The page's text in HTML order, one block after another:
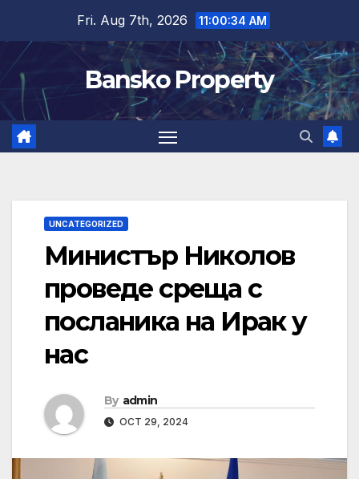
content
Fri. Aug 7th, 2026 11:00:34 AM
Bansko Property
UNCATEGORIZED
Министър Николов
проведе среща с
посланика на Ирак у
нас
By admin
OCT 29, 2024